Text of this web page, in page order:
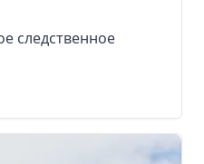
следственное